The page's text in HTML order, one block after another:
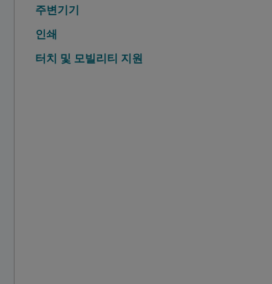
주변기기
인쇄
터치 및 모빌리티 지원